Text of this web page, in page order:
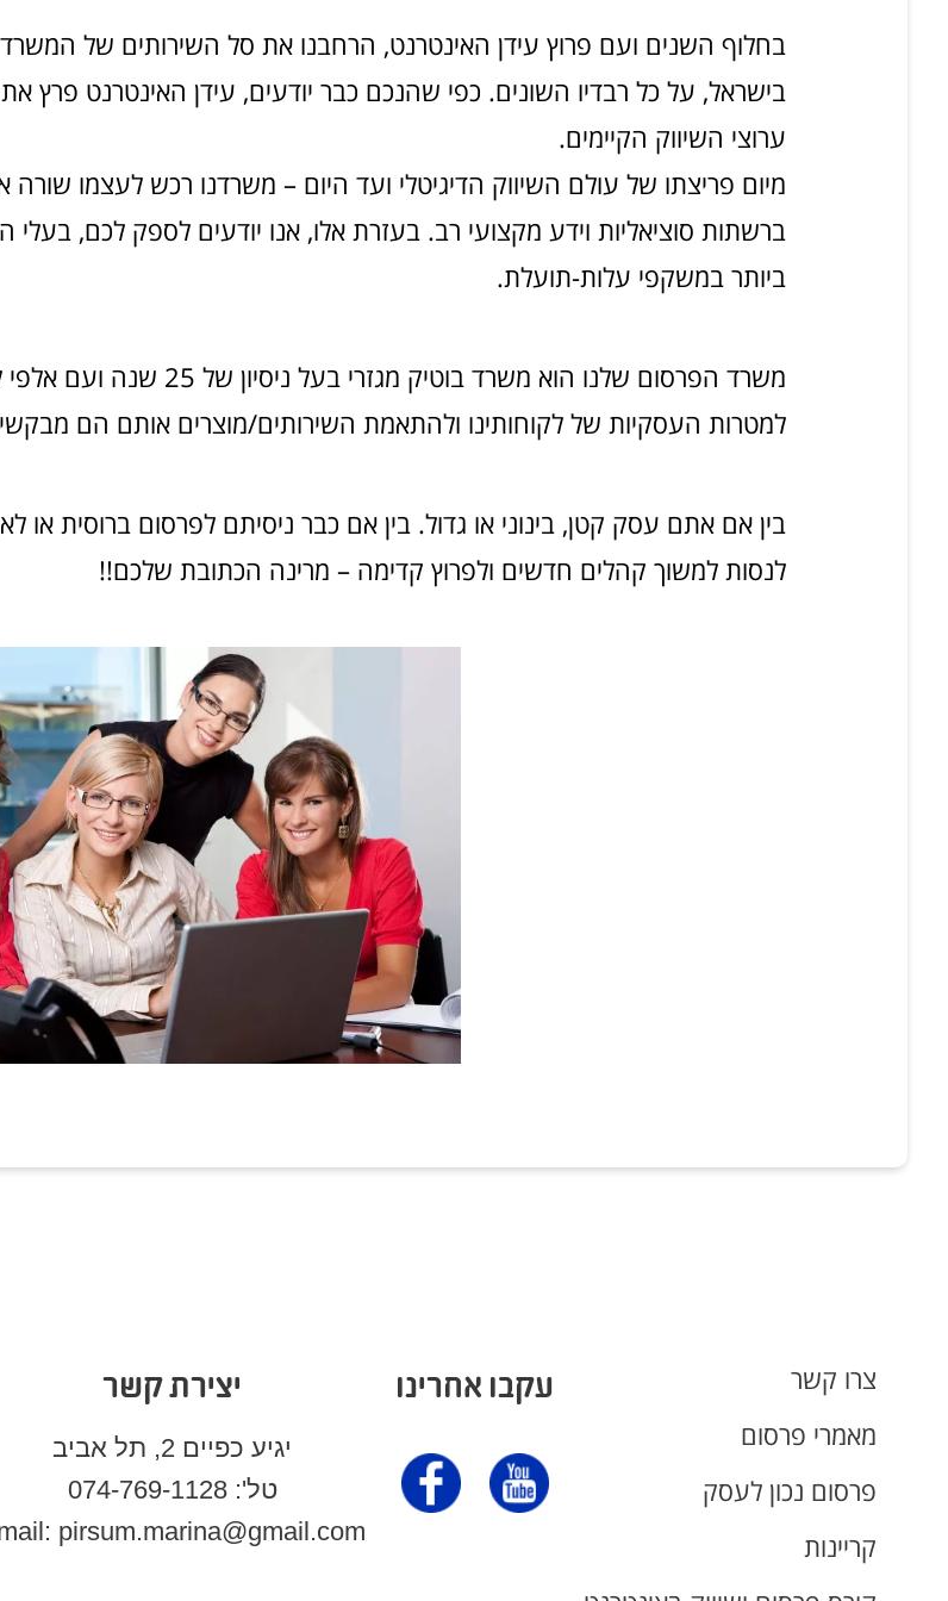
בחלוף השנים ועם פרוץ עידן האינטרנט, הרחבנו את סל השירותים של המשרד
בישראל, על כל רבדיו השונים. כפי שהנכם כבר יודעים, עידן האינטרנט פרץ
ערוצי השיווק הקיימים.
מיום פריצתו של עולם השיווק הדיגיטלי ועד היום – משרדנו רכש לעצמו
ברשתות סוציאליות וידע מקצועי רב. בעזרת אלו, אנו יודעים לספק לכם,
ביותר במשקפי עלות-תועלת.
משרד הפרסום שלנו הוא משרד
למטרות העסקיות של לקוחותינו ולהתאמת השירותים/מוצרים אותם הם
בין אם אתם עסק קטן, בינוני או גדול. בין אם כבר ניסיתם לפרסום ברוסית
לנסות למשוך קהלים חדשים ולפרוץ קדימה – מרינה הכתובת שלכם!!
יצירת קשר
יגיע כפיים 2, תל אביב
טל': 074-769-1128
pirsum.marina@gmail.com
עקבו אחרינו
צרו קשר
מאמרי פרסום
פרסום נכון לעסק
קריינות